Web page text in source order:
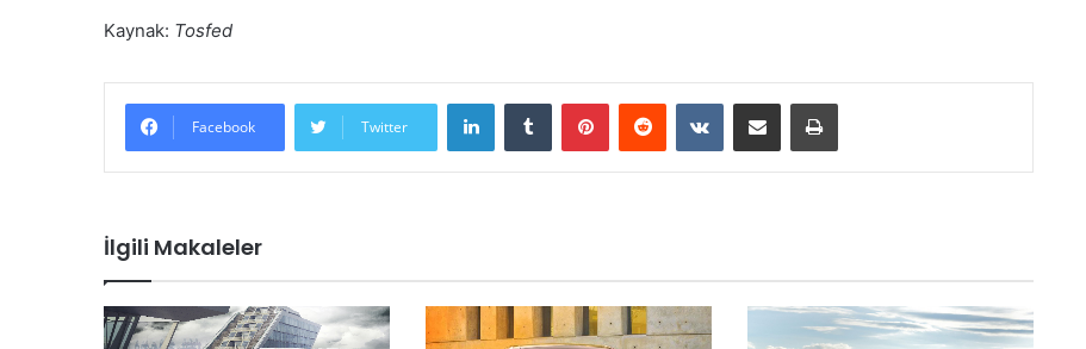
Kaynak: Tosfed
Facebook Twitter
İlgili Makaleler